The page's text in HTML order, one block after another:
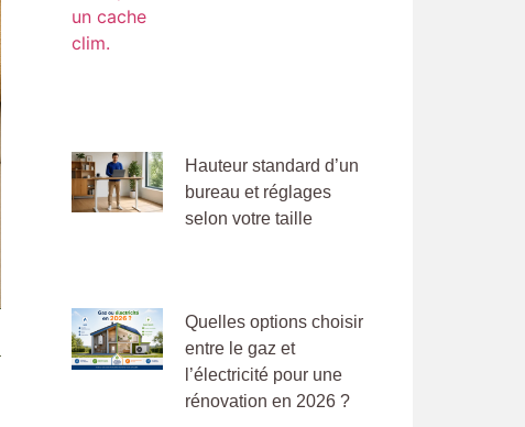
Hauteur standard d’un
bureau et réglages
selon votre taille
Quelles options choisir
entre le gaz et
l’électricité pour une
rénovation en 2026 ?